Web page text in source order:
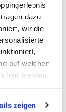
dazu
wir die
auf welchen
werden.
auf jeden
zeigen